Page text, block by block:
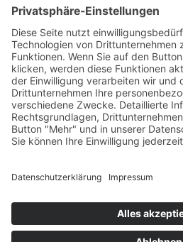
Hamburg-Winterhude eine
wieder Ziel von Diebstahl und
Zwei Pinguine stehen sich in
gegenüber, wobei der linke
streckt, während der zweite
hinabbeugt. Die Plastik ist eine
Zentrums.
Im öffentlichen Raum Frankfurt
Arbeiten von August Gaul:
Garten des Städel Museums
Text: Kulturamt